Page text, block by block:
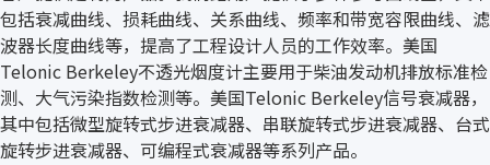
包括衰减曲线、损耗曲线、关系曲线、频率和带宽容限曲线、滤
波器长度曲线等，提高了工程设计人员的工作效率。美国
Telonic Berkeley不透光烟度计主要用于柴油发动机排放标准检
测、大气污染指数检测等。美国Telonic Berkeley信号衰减器，
其中包括微型旋转式步进衰减器、串联旋转式步进衰减器、台式
旋转步进衰减器、可编程式衰减器等系列产品。